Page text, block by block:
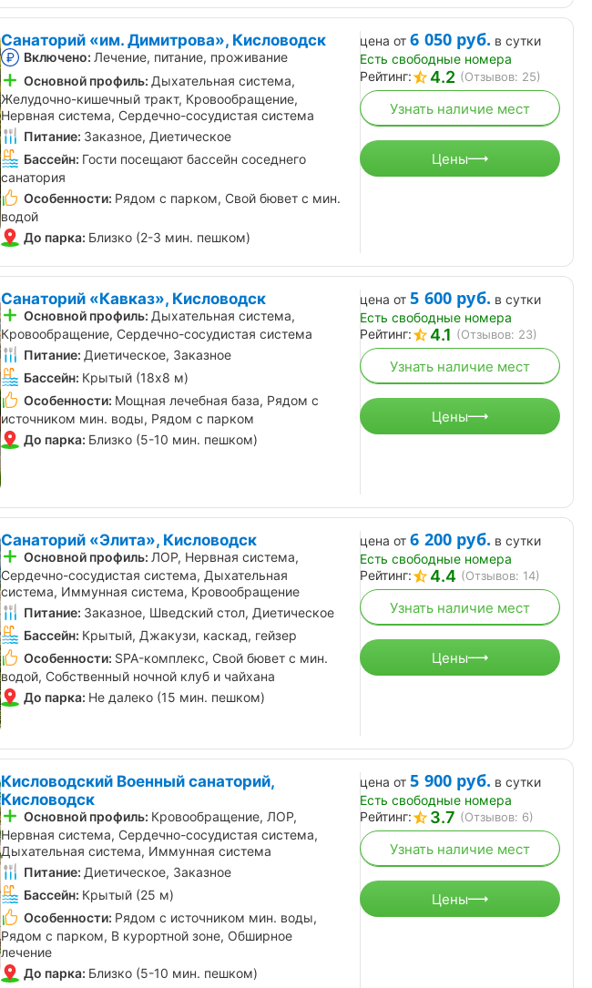
Санаторий «им. Димитрова», Кисловодск
Включено: Лечение, питание, проживание
Основной профиль: Дыхательная система,
Желудочно-кишечный тракт, Кровообращение,
Нервная система, Сердечно-сосудистая система
Питание: Заказное, Диетическое
Бассейн: Гости посещают бассейн соседнего
санатория
Особенности: Рядом с парком, Свой бювет с мин.
водой
До парка: Близко (2-3 мин. пешком)
цена от 6 050 руб. в сутки
Есть свободные номера
Рейтинг:
4.2 (Отзывов: 25)
Узнать наличие мест
Цены
Санаторий «Кавказ», Кисловодск
Основной профиль: Дыхательная система,
Кровообращение, Сердечно-сосудистая система
Питание: Диетическое, Заказное
Бассейн: Крытый (18х8 м)
Особенности: Мощная лечебная база, Рядом с
источником мин. воды, Рядом с парком
До парка: Близко (5-10 мин. пешком)
цена от 5 600 руб. в сутки
Есть свободные номера
Рейтинг:
4.1 (Отзывов: 23)
Узнать наличие мест
Цены
Санаторий «Элита», Кисловодск
Основной профиль: ЛОР, Нервная система,
Сердечно-сосудистая система, Дыхательная
система, Иммунная система, Кровообращение
Питание: Заказное, Шведский стол, Диетическое
Бассейн: Крытый, Джакузи, каскад, гейзер
Особенности: SPA-комплекс, Свой бювет с мин.
водой, Собственный ночной клуб и чайхана
До парка: Не далеко (15 мин. пешком)
цена от 6 200 руб. в сутки
Есть свободные номера
Рейтинг:
4.4 (Отзывов: 14)
Узнать наличие мест
Цены
Кисловодский Военный санаторий,
Кисловодск
Основной профиль: Кровообращение, ЛОР,
Нервная система, Сердечно-сосудистая система,
Дыхательная система, Иммунная система
Питание: Диетическое, Заказное
Бассейн: Крытый (25 м)
Особенности: Рядом с источником мин. воды,
Рядом с парком, В курортной зоне, Обширное
лечение
До парка: Близко (5-10 мин. пешком)
цена от 5 900 руб. в сутки
Есть свободные номера
Рейтинг:
3.7 (Отзывов: 6)
Узнать наличие мест
Цены